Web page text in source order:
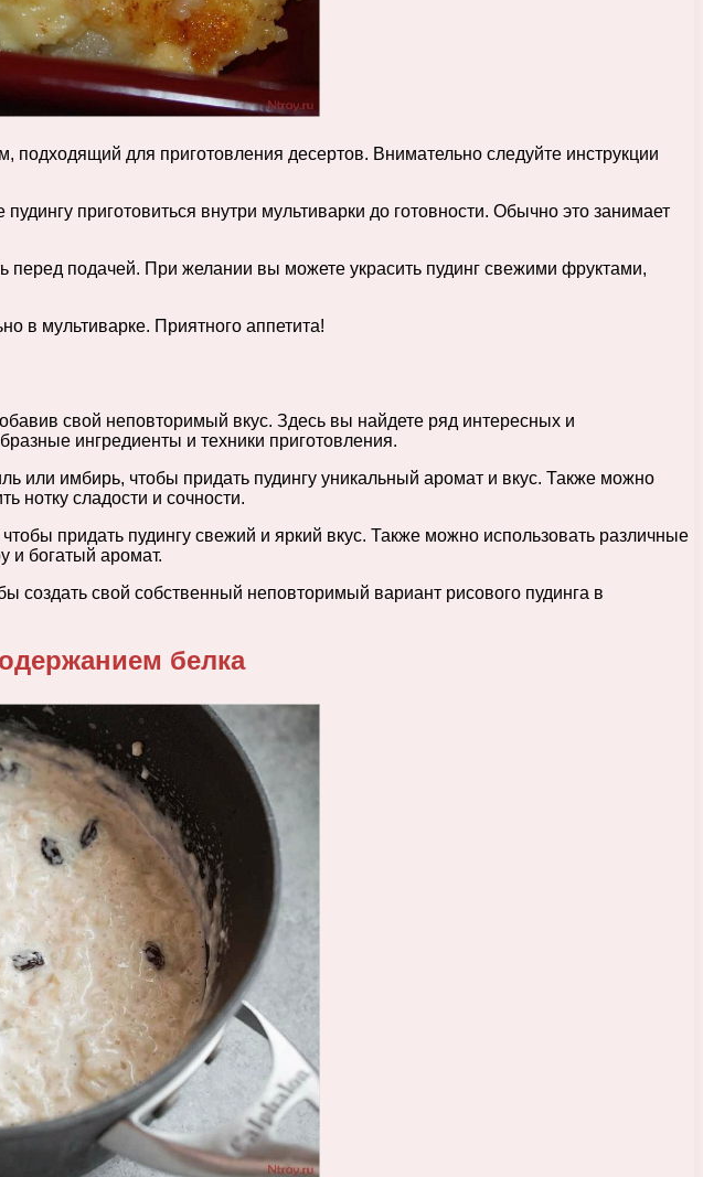
для приготовления десертов. Внимательно следуйте инструкции
приготовиться внутри мультиварки до готовности. Обычно это занимает
перед подачей. При желании вы можете украсить пудинг свежими фруктами,
в мультиварке. Приятного аппетита!
свой неповторимый вкус. Здесь вы найдете ряд интересных и
ингредиенты и техники приготовления.
или имбирь, чтобы придать пудингу уникальный аромат и вкус. Также можно
нотку сладости и сочности.
придать пудингу свежий и яркий вкус. Также можно использовать различные
и богатый аромат.
создать свой собственный неповторимый вариант рисового пудинга в
белка